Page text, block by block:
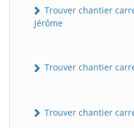
Trouver chantier
Jérôme
Trouver chantier
Trouver chantier